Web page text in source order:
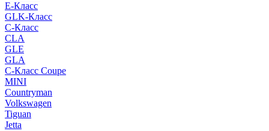
E-Класс
GLK-Класс
C-Класс
CLA
GLE
GLA
C-Класс Coupe
MINI
Countryman
Volkswagen
Tiguan
Jetta